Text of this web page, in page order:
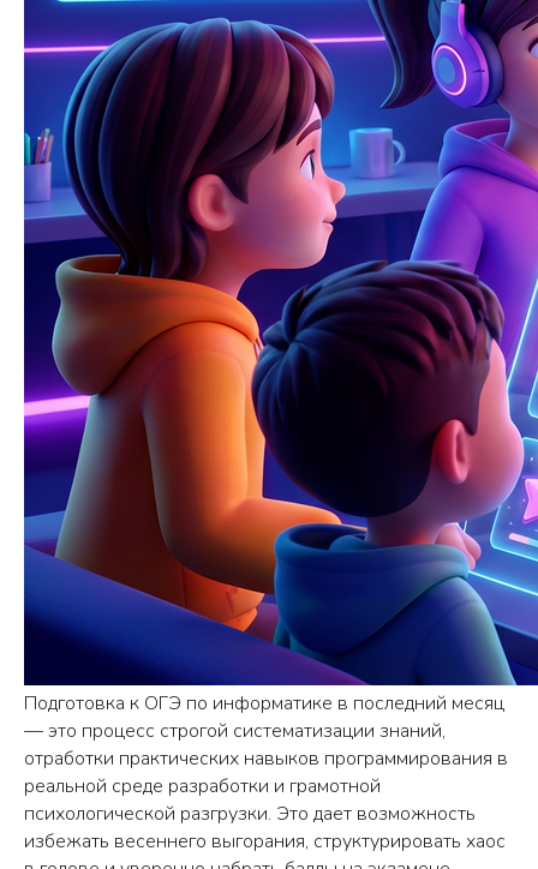
Подготовка к ОГЭ по информатике в последний месяц
— это процесс строгой систематизации знаний,
отработки практических навыков программирования в
реальной среде разработки и грамотной
психологической разгрузки. Это дает возможность
избежать весеннего выгорания, структурировать хаос